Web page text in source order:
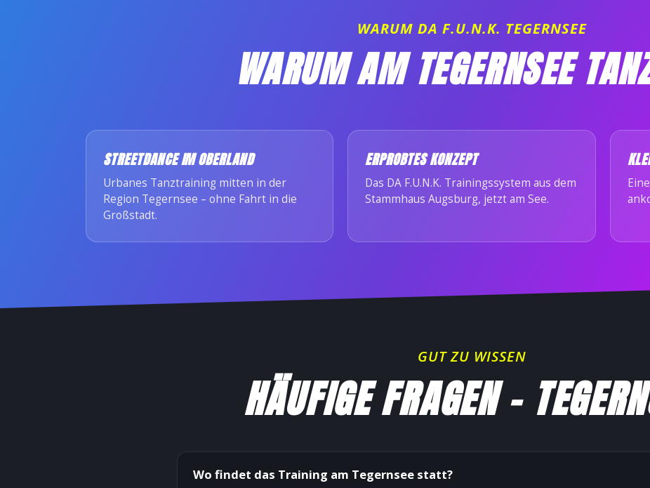
WARUM DA F.U.N.K. TEGERNSEE
WARUM AM TEGERNSEE
STREETDANCE IM OBERLAND
Urbanes Tanztraining mitten in der
Region Tegernsee – ohne Fahrt in die
Großstadt.
ERPROBTES KONZEPT
Das DA F.U.N.K. Trainingssystem aus dem
Stammhaus Augsburg, jetzt am See.
GUT ZU WISSEN
HÄUFIGE FRAGEN –
Wo findet das Training am Tegernsee statt?